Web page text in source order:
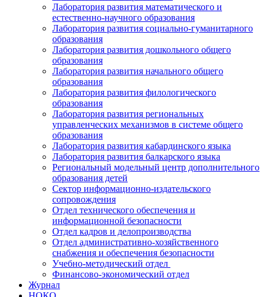
Лаборатория развития математического и
естественно-научного образования
Лаборатория развития социально-гуманитарного
образования
Лаборатория развития дошкольного общего
образования
Лаборатория развития начального общего
образования
Лаборатория развития филологического
образования
Лаборатория развития региональных
управленческих механизмов в системе общего
образования
Лаборатория развития кабардинского языка
Лаборатория развития балкарского языка
Региональный модельный центр дополнительного
образования детей
Сектор информационно-издательского
сопровождения
Отдел технического обеспечения и
информационной безопасности
Отдел кадров и делопроизводства
Отдел административно-хозяйственного
снабжения и обеспечения безопасности
Учебно-методический отдел
Финансово-экономический отдел
Журнал